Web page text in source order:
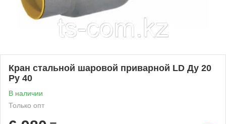
Кран стальной шаровой приварной LD Ду 20
Ру 40
В наличии
Только опт